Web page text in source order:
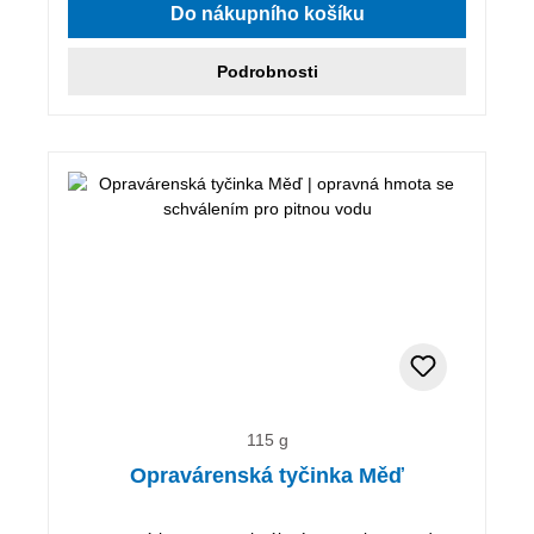
Do nákupního košíku
Podrobnosti
115 g
Opravárenská tyčinka Měď